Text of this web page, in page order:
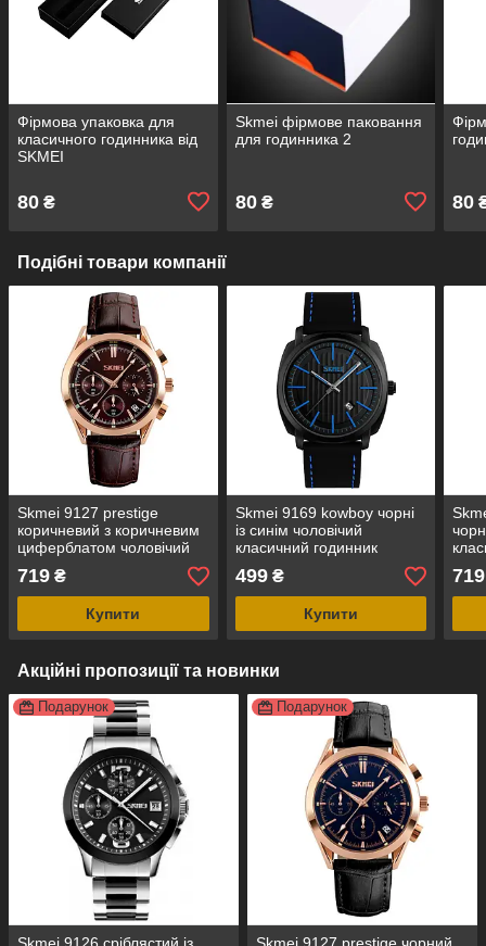
Фірмова упаковка для
класичного годинника від
SKMEI
80 ₴
Skmei фірмове паковання
для годинника 2
80₴ 80
Подібні товари компанії
Skmei 9127 prestige
коричневий з коричневим
циферблатом чоловічий
класичний годинник
719 ₴
Купити
Skmei 9169 kowboy чорні
із синім чоловічий
класичний годинник
499₴
Купити
719
Акційні пропозиції та новинки
Подарунок Подарунок